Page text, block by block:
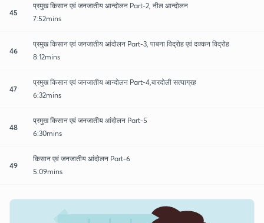
45
प्रमुख किसान एवं जनजातीय आन्दोलन Part-2, नील आन्दोलन
7:52mins
46
प्रमुख किसान एवं जनजातीय आंदोलन Part-3, पाबना विद्रोह एवं दक्कन विद्रोह
8:12mins
47
प्रमुख किसान एवं जनजातीय आन्दोलन Part-4,बारदोली सत्याग्रह
6:32mins
48
प्रमुख किसान एवं जनजातीय आंदोलन Part-5
6:30mins
49
किसान एवं जनजातीय आंदोलन Part-6
5:09mins